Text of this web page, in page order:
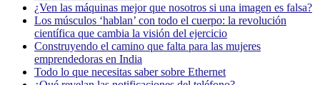
¿Ven las máquinas mejor que nosotros si una imagen es falsa?
Los músculos ‘hablan’ con todo el cuerpo: la revolución
científica que cambia la visión del ejercicio
Construyendo el camino que falta para las mujeres
emprendedoras en India
Todo lo que necesitas saber sobre Ethernet